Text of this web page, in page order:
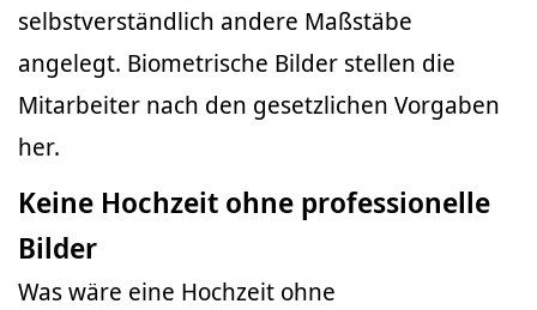
selbstverständlich andere Maßstäbe
angelegt. Biometrische Bilder stellen die
Mitarbeiter nach den gesetzlichen Vorgaben
her.
Keine Hochzeit ohne professionelle
Bilder
Was wäre eine Hochzeit ohne